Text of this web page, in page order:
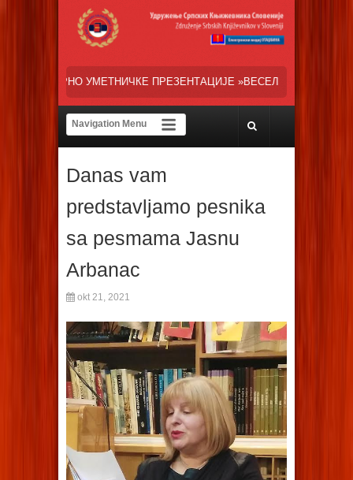
»ВЕСЕЛИ ДАНИ СРПСКЕ ДИЈАСПОРЕ« НАША ТРЕНУТНА
Danas vam
predstavljamo pesnika
sa pesmama Jasnu
Arbanac
okt 21, 2021